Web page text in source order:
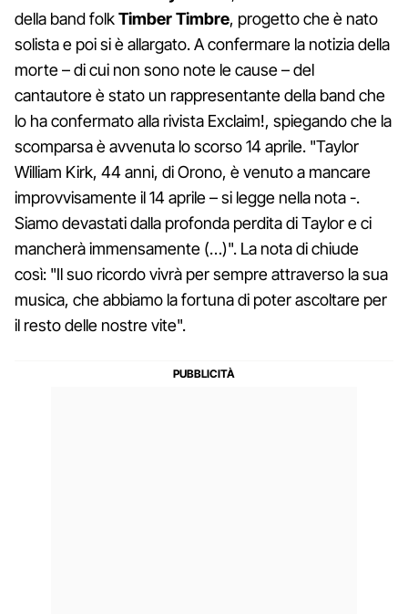
della band folkTimber Timbre, progetto che è nato
solista e poi si è allargato. A confermare la notizia della
morte – di cui non sono note le cause – del
cantautore è stato un rappresentante della band che
lo ha confermato alla rivista Exclaim!, spiegando che la
scomparsa è avvenuta lo scorso 14 aprile. "Taylor
William Kirk, 44 anni, di Orono, è venuto a mancare
improvvisamente il 14 aprile – si legge nella nota -.
Siamo devastati dalla profonda perdita di Taylor e ci
mancherà immensamente (…)". La nota di chiude
così: "Il suo ricordo vivrà per sempre attraverso la sua
musica, che abbiamo la fortuna di poter ascoltare per
il resto delle nostre vite".